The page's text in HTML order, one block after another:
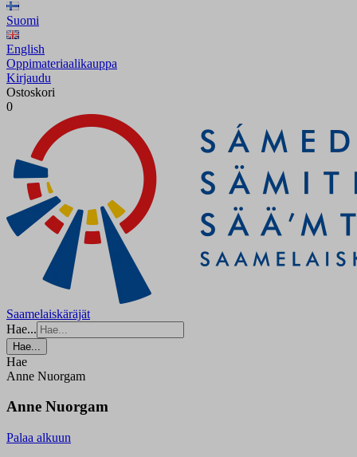
Suomi
English
Oppimateriaalikauppa
Kirjaudu
Ostoskori
0
Saamelaiskäräjät
Hae...
Hae...
Hae
Anne Nuorgam
Anne Nuorgam
Palaa alkuun